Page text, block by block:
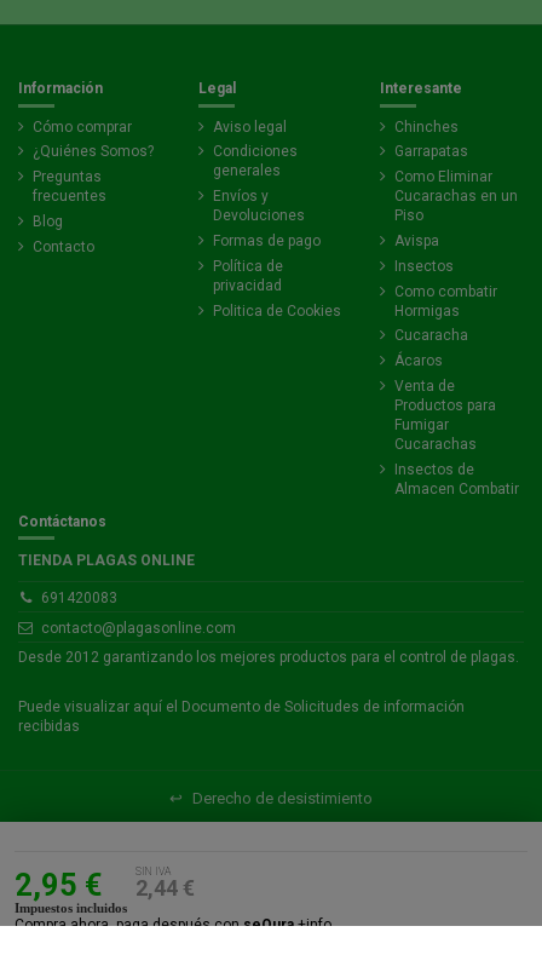
Compra ahora, paga después conseQura+info
Información
Cómo comprar
¿Quiénes Somos?
Preguntas
frecuentes
Blog
Contacto
Legal
Aviso legal
Condiciones
generales
Envíos y
Devoluciones
Formas de pago
Política de
privacidad
Politica de Cookies
Interesante
Chinches
Garrapatas
Como Eliminar
Cucarachas en un
Piso
Avispa
Insectos
Como combatir
Hormigas
Cucaracha
Ácaros
Venta de
Productos para
Fumigar
Cucarachas
Insectos de
Almacen Combatir
Contáctanos
TIENDA PLAGAS ONLINE
691420083
contacto@plagasonline.com
Desde 2012 garantizando los mejores productos para el control de plagas.
Puede visualizar aquí el Documento de Solicitudes de información
recibidas
↩ Derecho de desistimiento
Plagas Online SL, ha sido beneficiaria del Fondo Europeo de Desarrollo Regional cuyo objetivo es
promover el desarrollo tecnológico, la innovación y conseguir un tejido empresarial más competitivo y
gracias al que ha conseguido ( Servicio de promoción online mediante sistema de pago (SEM),